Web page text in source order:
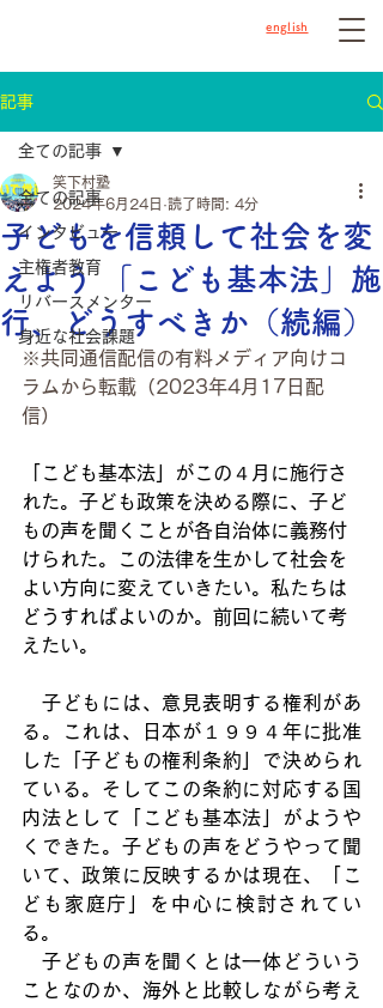
english
記事
全ての記事
インタビュー
主権者教育
リバースメンター
身近な社会課題
全ての記事
子どもを信頼して社会を変
えよう 「こども基本法」施
行、どうすべきか（続編）
笑下村塾
2024年6月24日 読了時間: 4分
※共同通信配信の有料メディア向けコ
ラムから転載（2023年4月17日配
信）
「こども基本法」がこの４月に施行さ
れた。子ども政策を決める際に、子ど
もの声を聞くことが各自治体に義務付
けられた。この法律を生かして社会を
よい方向に変えていきたい。私たちは
どうすればよいのか。前回に続いて考
えたい。
子どもには、意見表明する権利があ
る。これは、日本が１９９４年に批准
した「子どもの権利条約」で決められ
ている。そしてこの条約に対応する国
内法として「こども基本法」がようや
くできた。子どもの声をどうやって聞
いて、政策に反映するかは現在、「こ
ども家庭庁」を中心に検討されてい
る。
子どもの声を聞くとは一体どういう
ことなのか、海外と比較しながら考え